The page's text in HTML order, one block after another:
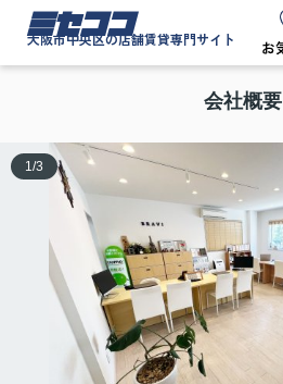
ミセココ
大阪市中央区の店舗賃貸専門サイト
会社概要
1 /3